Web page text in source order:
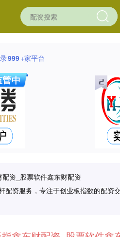
999+家平台
资_股票软件鑫东财配资
配资服务，专注于创业板指数的配